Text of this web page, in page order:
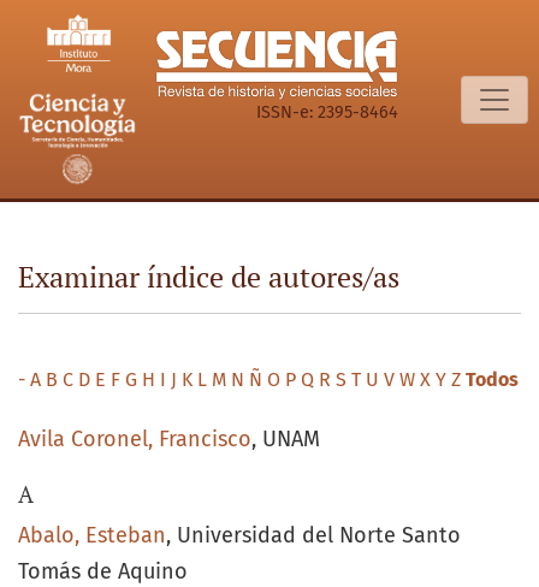
Examinar índice de autores/as
ISSN-e: 2395-8464
Examinar índice de autores/as
- A B C D E F G H I J K L M N Ñ O P Q R S T U V W X Y Z Todos
Avila Coronel, Francisco, UNAM
A
Abalo, Esteban, Universidad del Norte Santo
Tomás de Aquino